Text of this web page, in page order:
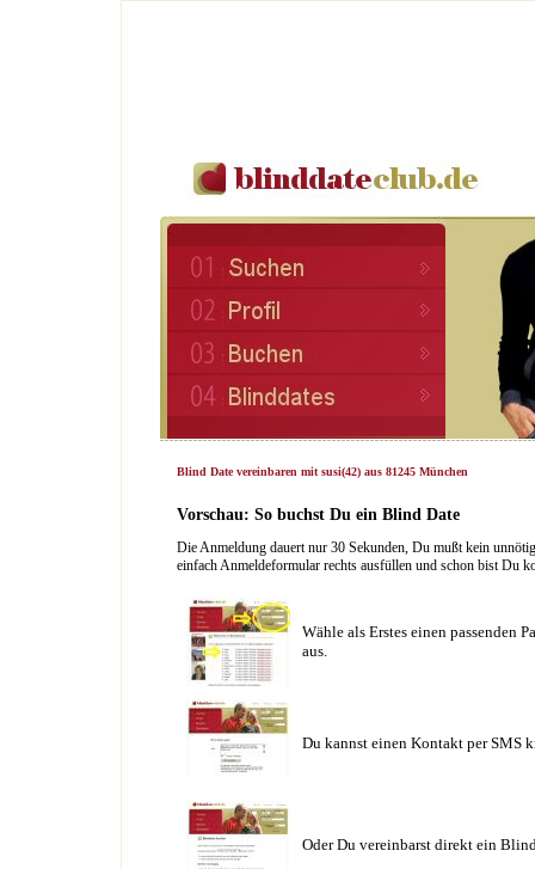
Blind Date vereinbaren mit susi(42) aus 81245 München
Vorschau: So buchst Du ein Blind Date
Die Anmeldung dauert nur 30 Sekunden, Du mußt kein
einfach Anmeldeformular rechts ausfüllen und schon bist Du
Wähle als Erstes einen passenden
aus.
Du kannst einen Kontakt per SMS
Oder Du vereinbarst direkt ein